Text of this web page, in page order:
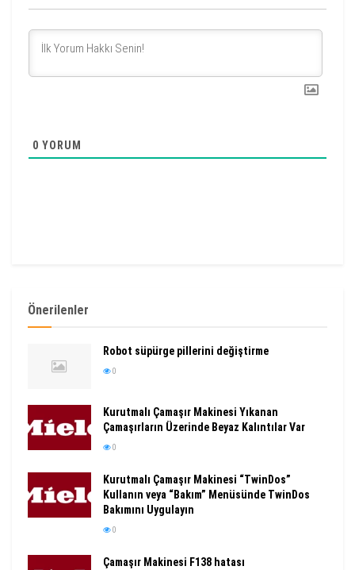
0 YORUM
Önerilenler
Robot süpürge pillerini değiştirme
0
Kurutmalı Çamaşır Makinesi Yıkanan
Çamaşırların Üzerinde Beyaz Kalıntılar Var
0
Kurutmalı Çamaşır Makinesi “TwinDos”
Kullanın veya “Bakım” Menüsünde TwinDos
Bakımını Uygulayın
0
Çamaşır Makinesi F138 hatası